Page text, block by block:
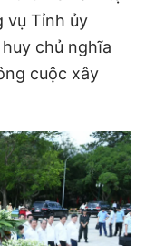
vụ Tỉnh ủy
chủ nghĩa
cuộc xây